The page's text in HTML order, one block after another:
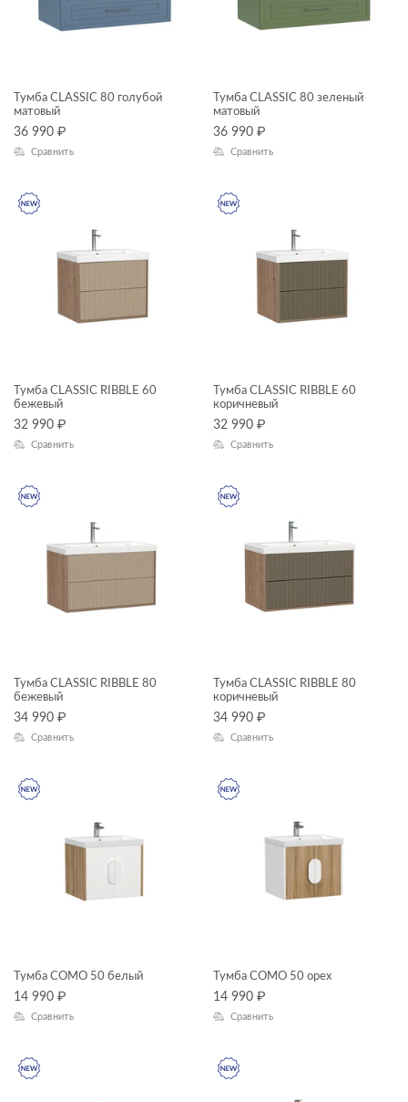
Тумба CLASSIC 80 голубой
матовый
36 990 ₽
Сравнить
Тумба CLASSIC 80 зеленый
матовый
36 990 ₽
Сравнить
Тумба CLASSIC RIBBLE 60
бежевый
32 990 ₽
Сравнить
Тумба CLASSIC RIBBLE 60
коричневый
32 990 ₽
Сравнить
Тумба CLASSIC RIBBLE 80
бежевый
34 990 ₽
Сравнить
Тумба CLASSIC RIBBLE 80
коричневый
34 990 ₽
Сравнить
Тумба COMO 50 белый
14 990 ₽
Сравнить
Тумба COMO 50 орех
14 990 ₽
Сравнить